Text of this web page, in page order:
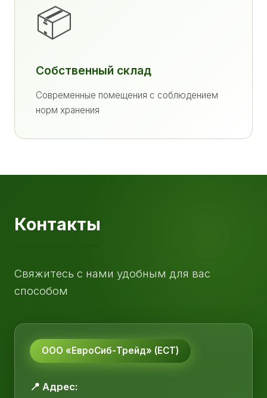
📦
Собственный склад
Современные помещения с соблюдением
норм хранения
Контакты
Свяжитесь с нами удобным для вас
способом
ООО «ЕвроСиб-Трейд» (ЕСТ)
📍 Адрес: